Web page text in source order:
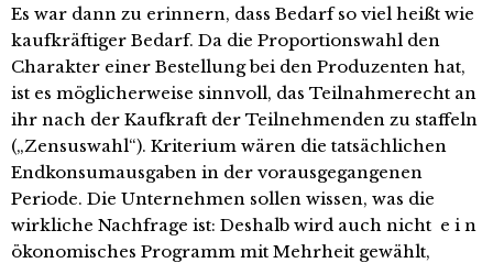
Es war dann zu erinnern, dass Bedarf so viel heißt wie
kaufkräftiger Bedarf. Da die Proportionswahl den
Charakter einer Bestellung bei den Produzenten hat,
ist es möglicherweise sinnvoll, das Teilnahmerecht an
ihr nach der Kaufkraft der Teilnehmenden zu staffeln
(„Zensuswahl“). Kriterium wären die tatsächlichen
Endkonsumausgaben in der vorausgegangenen
Periode. Die Unternehmen sollen wissen, was die
wirkliche Nachfrage ist: Deshalb wird auch nicht e i n
ökonomisches Programm mit Mehrheit gewählt,